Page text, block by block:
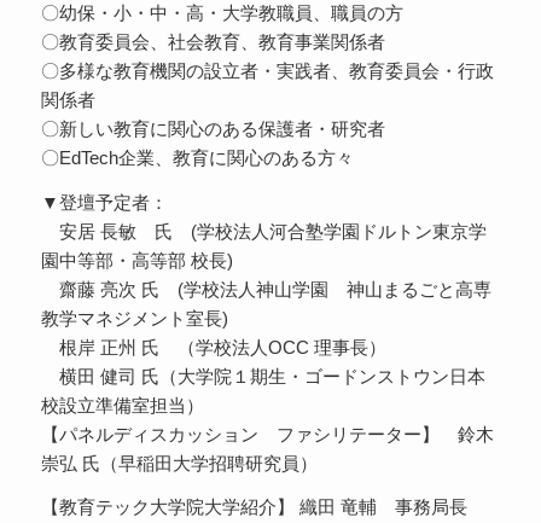
〇幼保・小・中・高・大学教職員、職員の方
〇教育委員会、社会教育、教育事業関係者
〇多様な教育機関の設立者・実践者、教育委員会・行政
関係者
〇新しい教育に関心のある保護者・研究者
〇EdTech企業、教育に関心のある方々
▼登壇予定者：
安居 長敏 氏 (学校法人河合塾学園ドルトン東京学
園中等部・高等部 校長)
齋藤 亮次 氏 (学校法人神山学園 神山まるごと高専
教学マネジメント室長)
根岸 正州 氏 （学校法人OCC 理事長）
横田 健司 氏（大学院１期生・ゴードンストウン日本
校設立準備室担当）
【パネルディスカッション ファシリテーター】 鈴木
崇弘 氏（早稲田大学招聘研究員）
【教育テック大学院大学紹介】 織田 竜輔 事務局長